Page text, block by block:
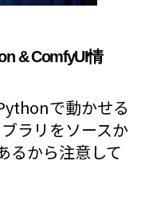
& ComfyUI情
で動かせる
ラリをソースか
るから注意して